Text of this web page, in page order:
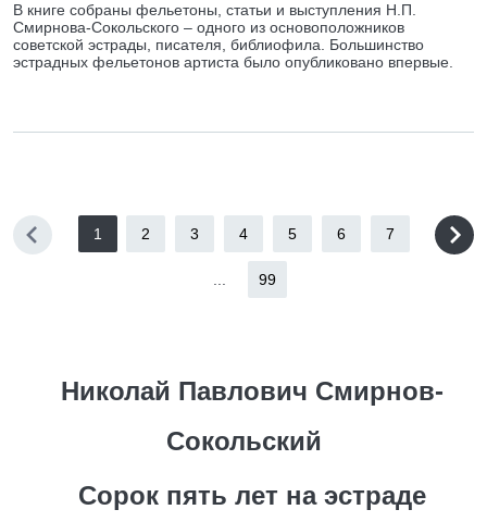
В книге собраны фельетоны, статьи и выступления Н.П.
Смирнова-Сокольского – одного из основоположников
советской эстрады, писателя, библиофила. Большинство
эстрадных фельетонов артиста было опубликовано впервые.
1 2 3 4 5 6 7
99
Николай Павлович Смирнов-
Сокольский
Сорок пять лет на эстраде